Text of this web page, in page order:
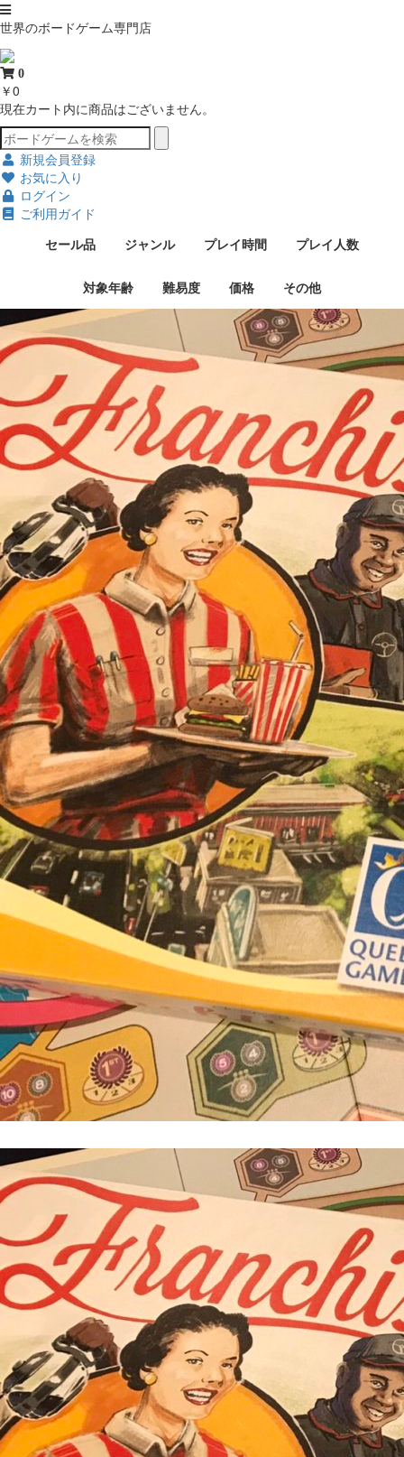
世界のボードゲーム専門店
0
￥0
現在カート内に商品はございません。
新規会員登録
お気に入り
ログイン
ご利用ガイド
セール品
ジャンル プレイ時間 プレイ人数
対象年齢 難易度 価格 その他